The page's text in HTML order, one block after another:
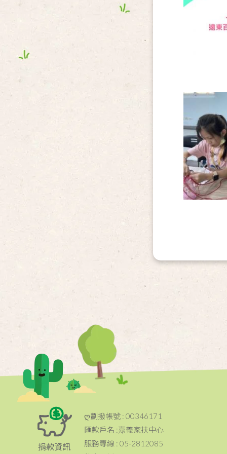
捐款資訊
ღ劃撥帳號 : 00346171
匯款戶名 :嘉義家扶中心
服務專線 : 05-2812085